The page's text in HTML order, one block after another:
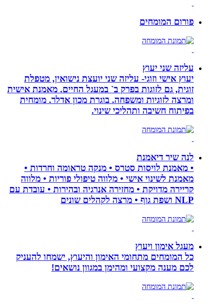
פורום המומחים
עליזה שני יעוץ
יעוץ אישי וזוגי- עליזה שני יועצת נישואין, מטפלת
זוגית, גם לזוגות בפרק ב` במעגל החיים. מאמנת אישית
ומרצה לזוגיות ומשפחה. בוגרת מכון אדלר. מומחית
בפיתוח חשיבה ותהליכי שינוי.
לנה שיר דיאמנת
• מאמנת לויסות סטרס • מנקה טראומה וחרדות •
מאמנת לשינוי אישי • מלווה טיפולי פוריות • מלווה
קריירה מדויקת • מחזירה אנרגיה ובהירות • עובדת עם
מעגל אימון ויעוץ
כל המומחים מתחומי האימון והיעוץ, ישמחו להעניק
לכם מענה מקצועי ומהימן במגוון נושאים!